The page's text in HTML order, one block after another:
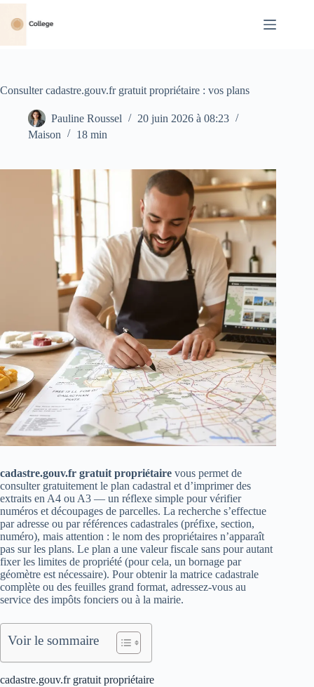
Passer
contenu
Consulter cadastre.gouv.fr gratuit propriétaire : vos plans
Pauline Roussel
20 juin 2026 à 08:23
Maison
18 min
cadastre.gouv.fr gratuit propriétaire vous permet de
consulter gratuitement le plan cadastral et d’imprimer des
extraits en A4 ou A3 — un réflexe simple pour vérifier
numéros et découpages de parcelles. La recherche s’effectue
par adresse ou par références cadastrales (préfixe, section,
numéro), mais attention : le nom des propriétaires n’apparaît
pas sur les plans. Le plan a une valeur fiscale sans pour autant
fixer les limites de propriété (pour cela, un bornage par
géomètre est nécessaire). Pour obtenir la matrice cadastrale
complète ou des feuilles grand format, adressez‑vous au
service des impôts fonciers ou à la mairie.
Voir le sommaire
cadastre.gouv.fr gratuit propriétaire